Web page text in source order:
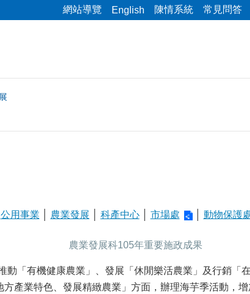
網站導覽 English 陳情系統 常見問答
公用事業 農業發展 科產中心│ 市場處 │ 動物保護
農業發展科105年重要施政成果
動「有機健康農業」、發展「休閒樂活農業」及行銷「
產業特色、發展精緻農業」方面，辦理海芋季活動，